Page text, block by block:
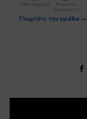
Πόπη Χαραμή
Αγγελική
Μαργαρίτη
Γνωρίστε την ομάδα →